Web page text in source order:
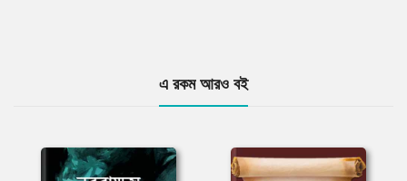
এ রকম আরও বই